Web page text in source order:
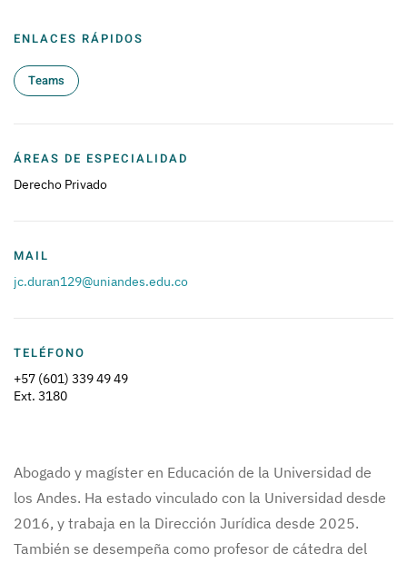
ENLACES RÁPIDOS
Teams
ÁREAS DE ESPECIALIDAD
Derecho Privado
MAIL
jc.duran129@uniandes.edu.co
TELÉFONO
+57 (601) 339 49 49
Ext. 3180
Abogado y magíster en Educación de la Universidad de
los Andes. Ha estado vinculado con la Universidad desde
2016, y trabaja en la Dirección Jurídica desde 2025.
También se desempeña como profesor de cátedra del